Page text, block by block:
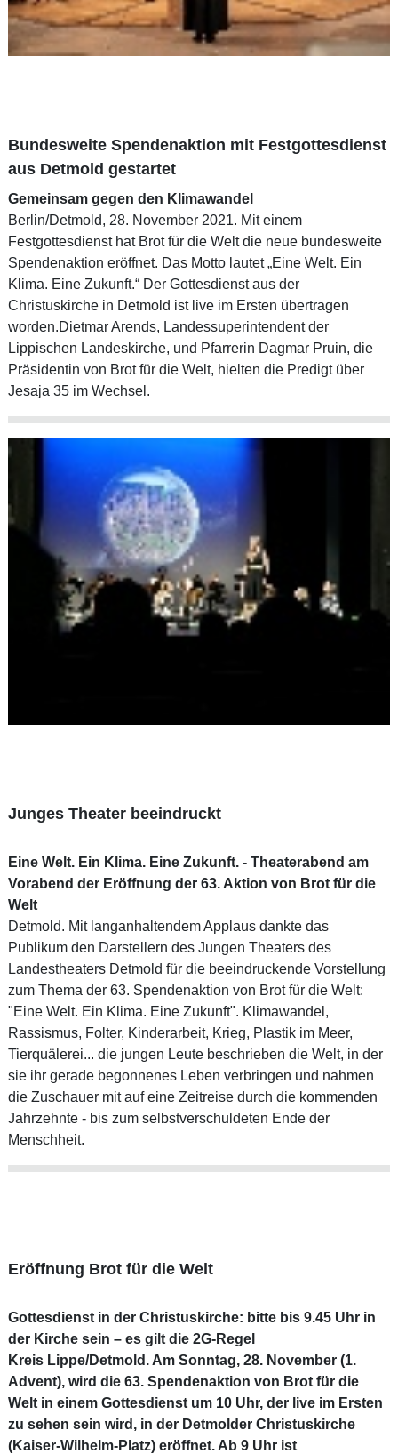
Bundesweite Spendenaktion mit Festgottesdienst
aus Detmold gestartet
Gemeinsam gegen den Klimawandel
Berlin/Detmold, 28. November 2021. Mit einem
Festgottesdienst hat Brot für die Welt die neue bundesweite
Spendenaktion eröffnet. Das Motto lautet „Eine Welt. Ein
Klima. Eine Zukunft.“ Der Gottesdienst aus der
Christuskirche in Detmold ist live im Ersten übertragen
worden.Dietmar Arends, Landessuperintendent der
Lippischen Landeskirche, und Pfarrerin Dagmar Pruin, die
Präsidentin von Brot für die Welt, hielten die Predigt über
Jesaja 35 im Wechsel.
Junges Theater beeindruckt
Eine Welt. Ein Klima. Eine Zukunft. - Theaterabend am
Vorabend der Eröffnung der 63. Aktion von Brot für die
Welt
Detmold. Mit langanhaltendem Applaus dankte das
Publikum den Darstellern des Jungen Theaters des
Landestheaters Detmold für die beeindruckende Vorstellung
zum Thema der 63. Spendenaktion von Brot für die Welt:
"Eine Welt. Ein Klima. Eine Zukunft". Klimawandel,
Rassismus, Folter, Kinderarbeit, Krieg, Plastik im Meer,
Tierquälerei... die jungen Leute beschrieben die Welt, in der
sie ihr gerade begonnenes Leben verbringen und nahmen
die Zuschauer mit auf eine Zeitreise durch die kommenden
Jahrzehnte - bis zum selbstverschuldeten Ende der
Menschheit.
Eröffnung Brot für die Welt
Gottesdienst in der Christuskirche: bitte bis 9.45 Uhr in
der Kirche sein – es gilt die 2G-Regel
Kreis Lippe/Detmold. Am Sonntag, 28. November (1.
Advent), wird die 63. Spendenaktion von Brot für die
Welt in einem Gottesdienst um 10 Uhr, der live im Ersten
zu sehen sein wird, in der Detmolder Christuskirche
(Kaiser-Wilhelm-Platz) eröffnet. Ab 9 Uhr ist